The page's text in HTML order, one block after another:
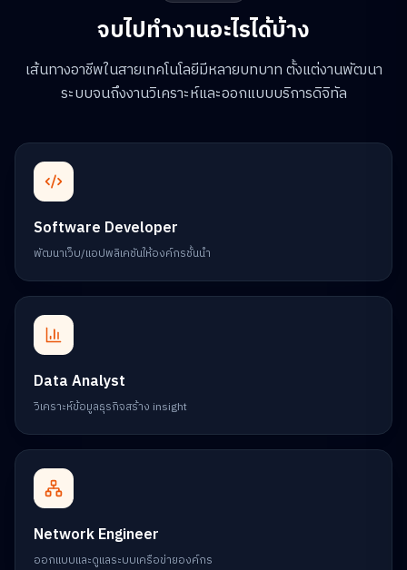
จบไปทำงานอะไรได้บ้าง
เส้นทางอาชีพในสายเทคโนโลยีมีหลายบทบาท ตั้งแต่งานพัฒนา
ระบบจนถึงงานวิเคราะห์และออกแบบบริการดิจิทัล
Software Developer
พัฒนาเว็บ/แอปพลิเคชันให้องค์กรชั้นนำ
Data Analyst
วิเคราะห์ข้อมูลธุรกิจสร้าง insight
Network Engineer
ออกแบบและดูแลระบบเครือข่ายองค์กร